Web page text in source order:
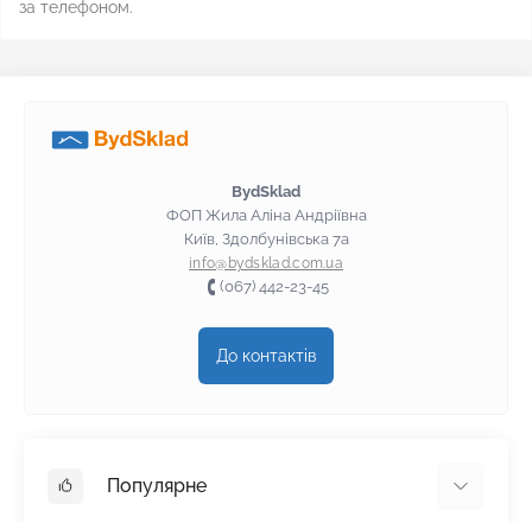
за телефоном.
BydSklad
ФОП Жила Аліна Андріївна
Київ, Здолбунівська 7а
info@bydsklad.com.ua
(067) 442-23-45
До контактів
Популярне